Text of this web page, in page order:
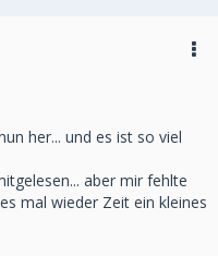
her... und es ist so viel
aber mir fehlte
mal wieder Zeit ein kleines